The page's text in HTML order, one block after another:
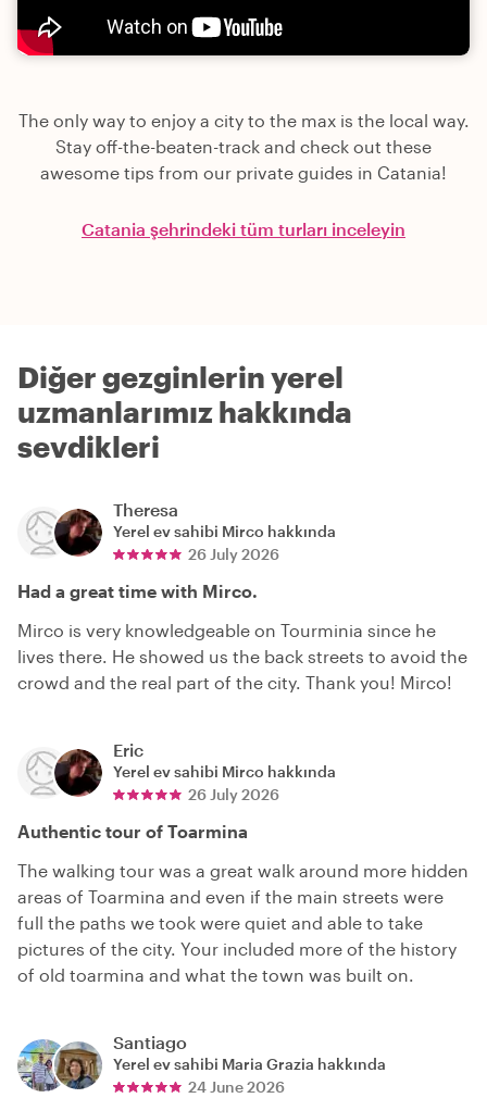
The only way to enjoy a city to the max is the local way.
Stay off-the-beaten-track and check out these
awesome tips from our private guides in Catania!
Catania şehrindeki tüm turları inceleyin
Diğer gezginlerin yerel
uzmanlarımız hakkında
sevdikleri
Theresa
Yerel ev sahibi Mirco hakkında
26 July 2026
Had a great time with Mirco.
Mirco is very knowledgeable on Tourminia since he
lives there. He showed us the back streets to avoid the
crowd and the real part of the city. Thank you! Mirco!
Eric
Yerel ev sahibi Mirco hakkında
26 July 2026
Authentic tour of Toarmina
The walking tour was a great walk around more hidden
areas of Toarmina and even if the main streets were
full the paths we took were quiet and able to take
pictures of the city. Your included more of the history
of old toarmina and what the town was built on.
Santiago
Yerel ev sahibi Maria Grazia hakkında
24 June 2026